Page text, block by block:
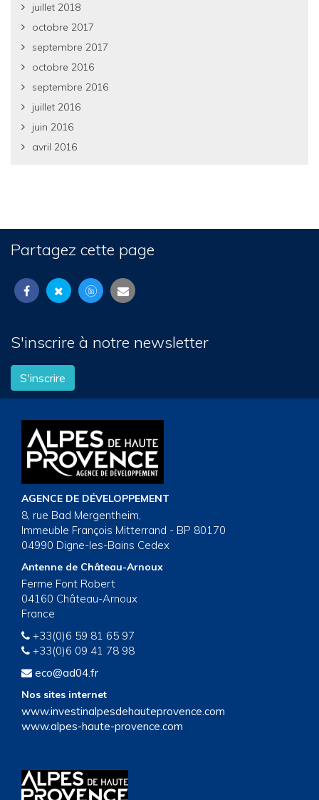
juillet 2018
octobre 2017
septembre 2017
octobre 2016
septembre 2016
juillet 2016
juin 2016
avril 2016
Partagez cette page
S'inscrire à notre newsletter
S'inscrire
AGENCE DE DÉVELOPPEMENT
8, rue Bad Mergentheim,
Immeuble François Mitterrand - BP 80170
04990 Digne-les-Bains Cedex
Antenne de Château-Arnoux
Ferme Font Robert
04160 Château-Arnoux
France
+33(0)6 59 81 65 97
+33(0)6 09 41 78 98
eco@ad04.fr
Nos sites internet
www.investinalpesdehauteprovence.com
www.alpes-haute-provence.com